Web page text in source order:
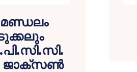
മണ്ഡലം
ജാക്സൺ